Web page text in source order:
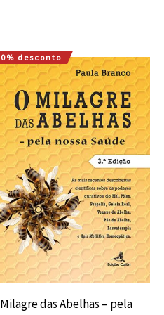
desconto
das Abelhas – pela
O
preço
original
era:
24,80 €.
O
preço
atual
é:
22,32 €.